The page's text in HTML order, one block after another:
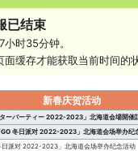
已结束
时35分钟。
面缓存才能获取当前时间的
新春庆贺活动
ターパーティー 2022-2023」北海道会場開催
冬日派对 2022-2023」北海道会场举办纪
日派对 2022-2023」北海道会场举办纪念活动